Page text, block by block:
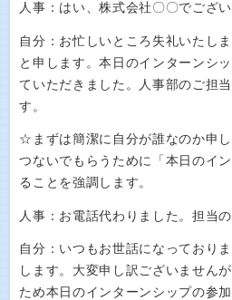
人事：はい、株式会社〇〇でござい
自分：お忙しいところ失礼いたし
と申します。本日のインターンシ
ていただきました。人事部のご担
す。
☆まずは簡潔に自分が誰なのか申
つないでもらうために「本日のイ
ることを強調します。
人事：お電話代わりました。担当の
自分：いつもお世話になっており
します。大変申し訳ございません
ため本日のインターンシップの参